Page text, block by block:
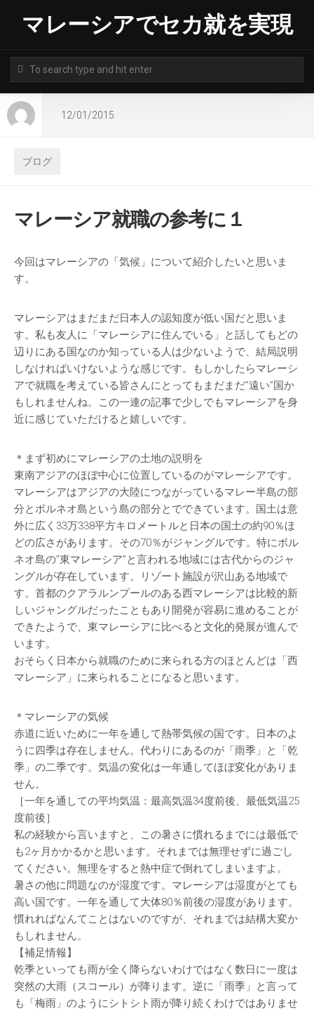
マレーシアでセカ就を実現
12/01/2015
ブログ
マレーシア就職の参考に１
今回はマレーシアの「気候」について紹介したいと思いま
す。
マレーシアはまだまだ日本人の認知度が低い国だと思いま
す。私も友人に「マレーシアに住んでいる」と話してもどの
辺りにある国なのか知っている人は少ないようで、結局説明
しなければいけないような感じです。もしかしたらマレーシ
アで就職を考えている皆さんにとってもまだまだ”遠い”国か
もしれませんね。この一連の記事で少しでもマレーシアを身
近に感じていただけると嬉しいです。
＊まず初めにマレーシアの土地の説明を
東南アジアのほぼ中心に位置しているのがマレーシアです。
マレーシアはアジアの大陸につながっているマレー半島の部
分とボルネオ島という島の部分とでできています。国土は意
外に広く33万338平方キロメートルと日本の国土の約90％ほ
どの広さがあります。その70％がジャングルです。特にボル
ネオ島の”東マレーシア”と言われる地域には古代からのジャ
ングルが存在しています。リゾート施設が沢山ある地域で
す。首都のクアラルンプールのある西マレーシアは比較的新
しいジャングルだったこともあり開発が容易に進めることが
できたようで、東マレーシアに比べると文化的発展が進んで
います。
おそらく日本から就職のために来られる方のほとんどは「西
マレーシア」に来られることになると思います。
＊マレーシアの気候
赤道に近いために一年を通して熱帯気候の国です。日本のよ
うに四季は存在しません。代わりにあるのが「雨季」と「乾
季」の二季です。気温の変化は一年通してほぼ変化がありま
せん。
［一年を通しての平均気温：最高気温34度前後、最低気温25
度前後］
私の経験から言いますと、この暑さに慣れるまでには最低で
も2ヶ月かかるかと思います。それまでは無理せずに過ごし
てください。無理をすると熱中症で倒れてしまいますよ。
暑さの他に問題なのが湿度です。マレーシアは湿度がとても
高い国です。一年を通して大体80％前後の湿度があります。
慣れればなんてことはないのですが、それまでは結構大変か
もしれません。
【補足情報】
乾季といっても雨が全く降らないわけではなく数日に一度は
突然の大雨（スコール）が降ります。逆に「雨季」と言って
も「梅雨」のようにシトシト雨が降り続くわけではありませ